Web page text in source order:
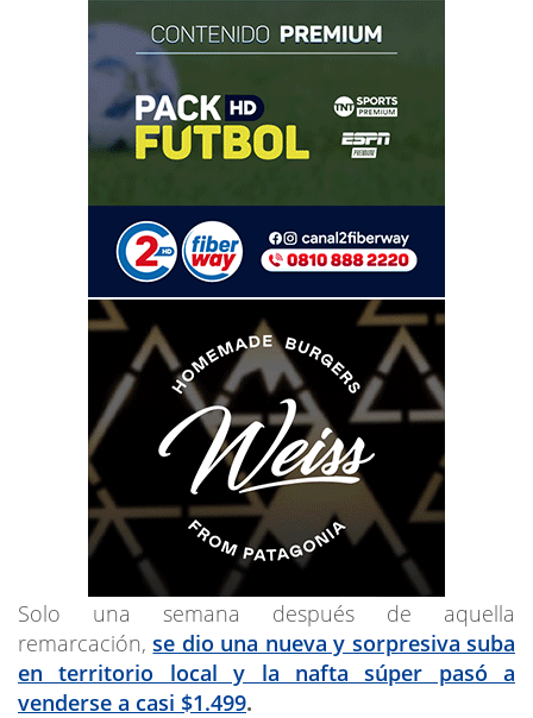
Solo una semana después de aquella
remarcación,se dio una nueva y sorpresiva suba
en territorio local y la nafta súper pasó a
venderse a casi $1.499.